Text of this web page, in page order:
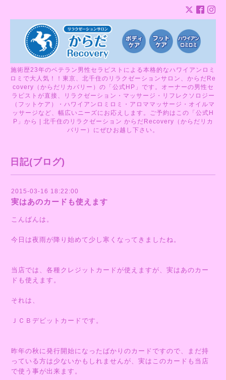
施術歴23年のベテラン男性セラピストによる本格的なハワイアンロミ
ロミで大人気！！東京、北千住のリラクゼーションサロン、からだRe
covery（からだリカバリー）の「公式HP」です。オーナーの男性セ
ラピストが直接、リラクゼーション・マッサージ・リフレクソロジー
（フットケア）・ハワイアンロミロミ・アロママッサージ・オイルマ
ッサージなど、幅広いニーズにお応えします。ご予約はこの「公式H
P」から | 北千住のリラクゼーション からだRecovery（からだリカ
バリー）にぜひお越し下さい。
日記(ブログ)
2015-03-16 18:22:00
実はあのカードも使えます
こんばんは。
今日は夜雨が降り始めて少し寒くなってきましたね。
当店では、各種クレジットカードが使えますが、実はあのカー
ドも使えます。
それは、
ＪＣＢデビットカードです。
昨年の秋に発行開始になったばかりのカードですので、まだ持
っている方は少ないかもしれませんが、実はこのカードも当店
で使う事が出来ます。